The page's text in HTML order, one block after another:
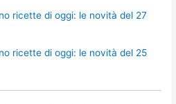
ricette di oggi: le novità del 27
ricette di oggi: le novità del 25